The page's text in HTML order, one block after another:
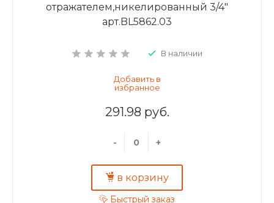
отражателем,никелированный 3/4"
арт.BL5862.03
В наличии
291.98 руб.
- +
в корзину
Быстрый заказ